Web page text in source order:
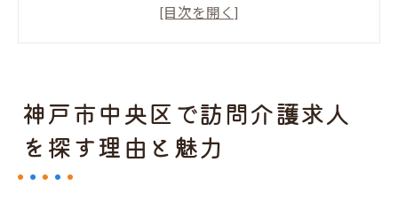
訪問介護求人の魅力的なポイント
地域社会への貢献と訪問介護求人
訪問介護求人の収集法を極める神戸市中央区
インターネットでの求人情報収集法
神戸市中央区で訪問介護求人
を探す理由と魅力